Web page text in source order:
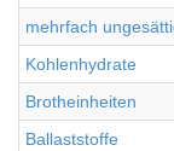
mehrfach
Kohlenhydrate
Brotheinheiten
Ballaststoffe